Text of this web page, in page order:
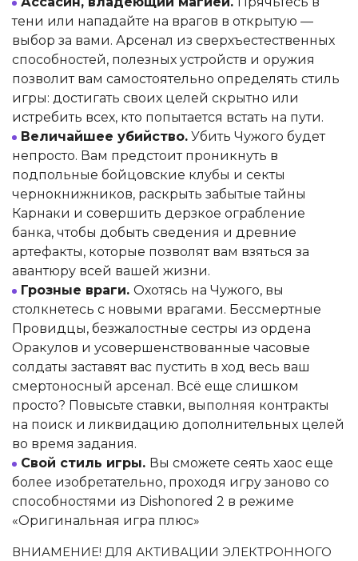
тени или нападайте на врагов в открытую —
выбор за вами. Арсенал из сверхъестественных
способностей, полезных устройств и оружия
позволит вам самостоятельно определять стиль
игры: достигать своих целей скрытно или
истребить всех, кто попытается встать на пути.
Величайшее убийство. Убить Чужого будет
непросто. Вам предстоит проникнуть в
подпольные бойцовские клубы и секты
чернокнижников, раскрыть забытые тайны
Карнаки и совершить дерзкое ограбление
банка, чтобы добыть сведения и древние
артефакты, которые позволят вам взяться за
авантюру всей вашей жизни.
Грозные враги. Охотясь на Чужого, вы
столкнетесь с новыми врагами. Бессмертные
Провидцы, безжалостные сестры из ордена
Оракулов и усовершенствованные часовые
солдаты заставят вас пустить в ход весь ваш
смертоносный арсенал. Всё еще слишком
просто? Повысьте ставки, выполняя контракты
на поиск и ликвидацию дополнительных целей
во время задания.
Свой стиль игры. Вы сможете сеять хаос еще
более изобретательно, проходя игру заново со
способностями из Dishonored 2 в режиме
«Оригинальная игра плюс»
ВНИАМЕНИЕ! ДЛЯ АКТИВАЦИИ ЭЛЕКТРОННОГО